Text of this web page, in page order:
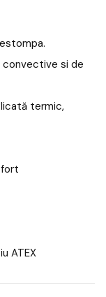
convective si de
termic,
ATEX